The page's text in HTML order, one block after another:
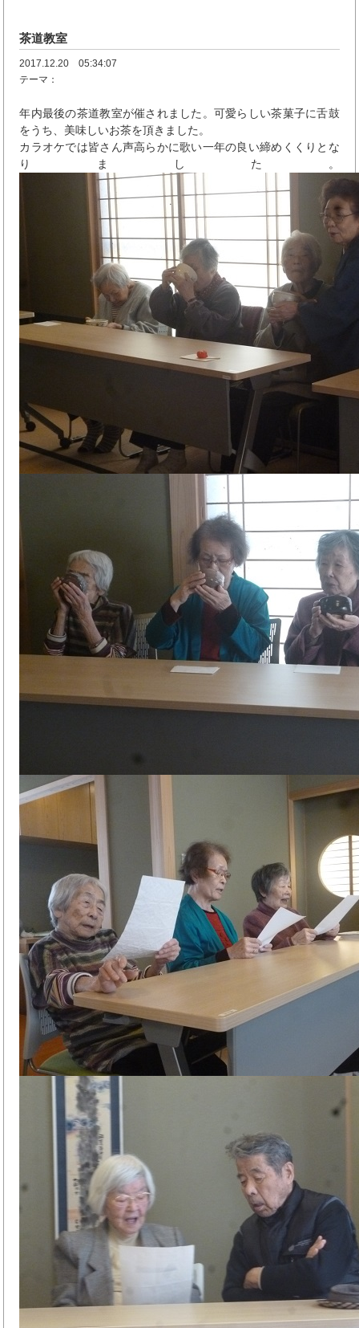
茶道教室
2017.12.20 05:34:07
テーマ：
年内最後の茶道教室が催されました。可愛らしい茶菓子に舌鼓
をうち、美味しいお茶を頂きました。
カラオケでは皆さん声高らかに歌い一年の良い締めくくりとな
りました。